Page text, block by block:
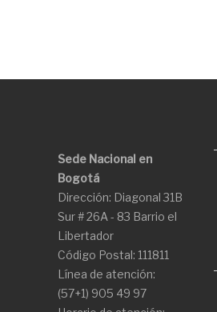
Sede Nacional en
Bogotá
Dirección: Diagonal 31B
Sur # 26A - 83 Barrio el
Libertador
Código Postal: 111811
Línea de atención:
(57+1) 905 49 97